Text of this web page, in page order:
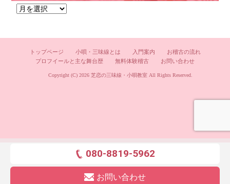
トップページ 小唄・三味線とは 入門案内
お稽古の流れ
プロフイールと主な舞台歴
無料体験稽古 お問い合わせ
Copyright (C) 2026 芝恋の三味線・小唄教室All Rights Reserved.
080-8819-5962
お問い合わせ